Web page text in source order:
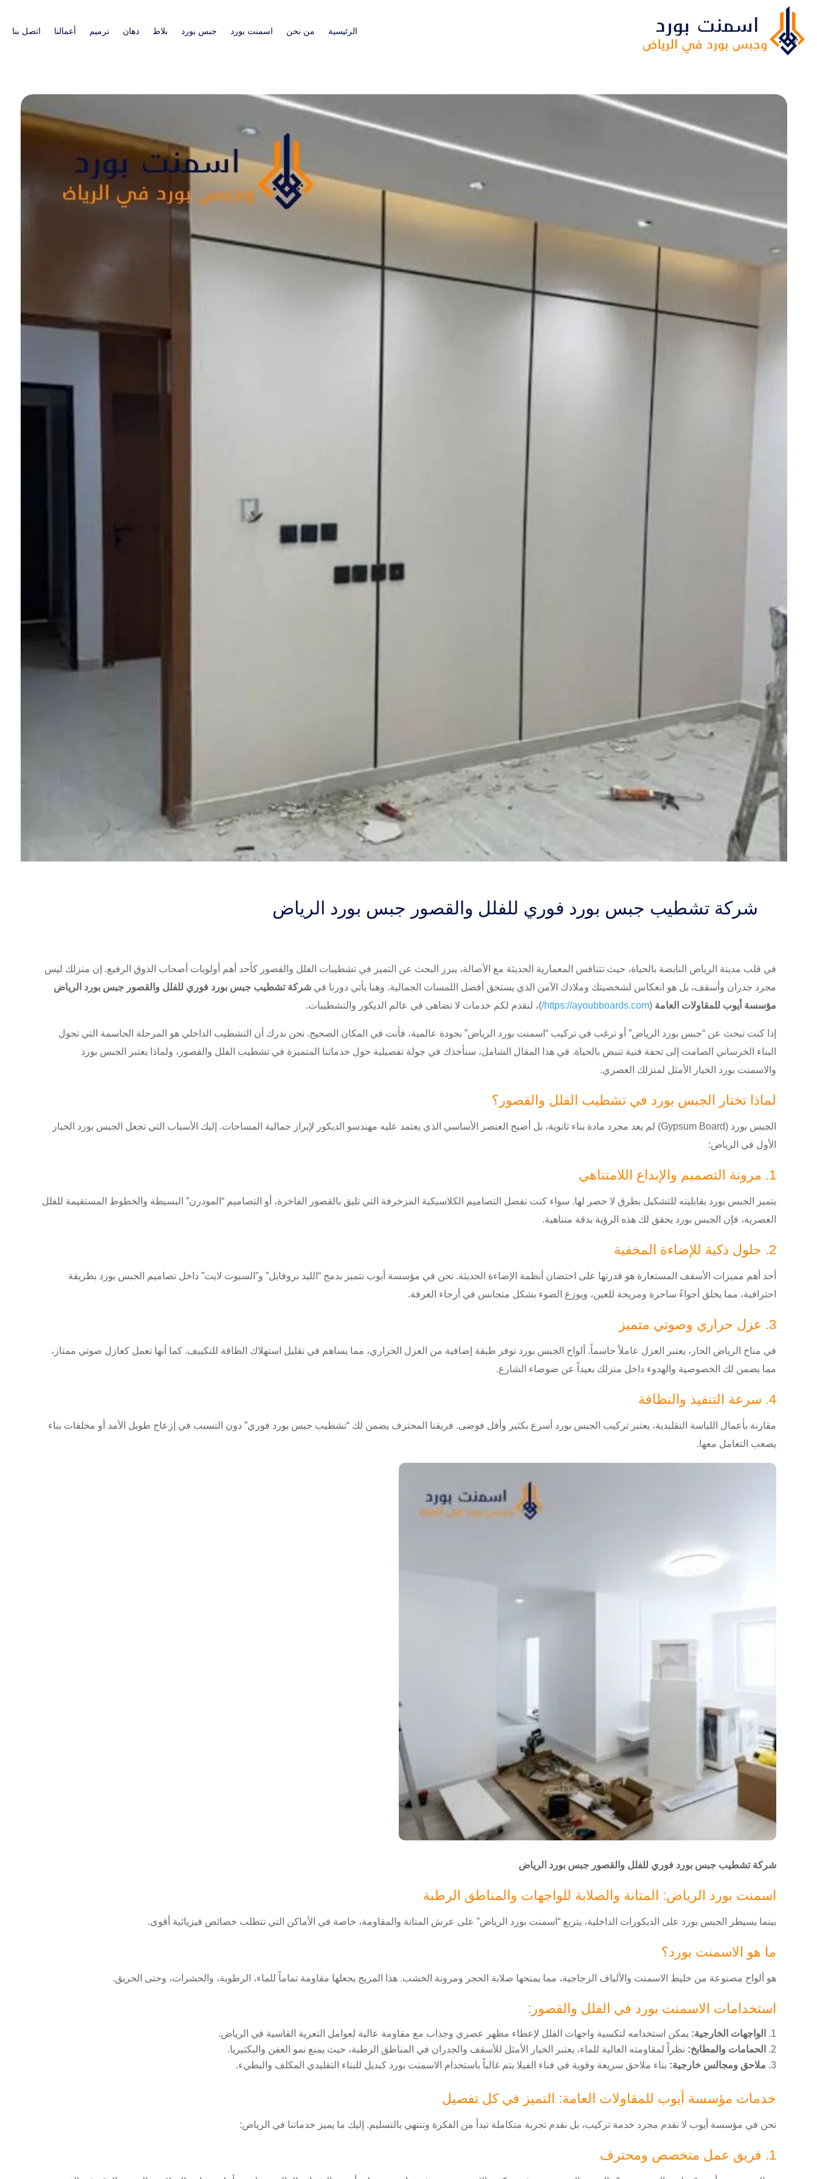
الرئيسية من نحن اسمنت بورد جبس بورد بلاط دهان ترميم أعمالنا اتصل بنا
شركة تشطيب جبس بورد فوري للفلل والقصور جبس بورد الرياض
في قلب مدينة الرياض النابضة بالحياة، حيث تتنافس المعمارية الحديثة مع الأصالة، يبرز البحث عن التميز في تشطيبات الفلل والقصور كأحد أهم أولويات أصحاب الذوق الرفيع. إن منزلك ليس
مجرد جدران وأسقف، بل هو انعكاس لشخصيتك وملاذك الآمن الذي يستحق أفضل اللمسات الجمالية. وهنا يأتي دورنا في شركة تشطيب جبس بورد فوري للفلل والقصور جبس بورد الرياض
مؤسسة أيوب للمقاولات العامة (
https://ayoubboards.com/ )، لنقدم لكم خدمات لا تضاهى في عالم الديكور والتشطيبات.
إذا كنت تبحث عن “جبس بورد الرياض” أو ترغب في تركيب “اسمنت بورد الرياض” بجودة عالمية، فأنت في المكان الصحيح. نحن ندرك أن التشطيب الداخلي هو المرحلة الحاسمة التي تحول
البناء الخرساني الصامت إلى تحفة فنية تنبض بالحياة. في هذا المقال الشامل، سنأخذك في جولة تفصيلية حول خدماتنا المتميزة في تشطيب الفلل والقصور، ولماذا يعتبر الجبس بورد
والاسمنت بورد الخيار الأمثل لمنزلك العصري.
لماذا تختار الجبس بورد في تشطيب الفلل والقصور؟
الجبس بورد (Gypsum Board) لم يعد مجرد مادة بناء ثانوية، بل أصبح العنصر الأساسي الذي يعتمد عليه مهندسو الديكور لإبراز جمالية المساحات. إليك الأسباب التي تجعل الجبس بورد الخيار
الأول في الرياض:
1. مرونة التصميم والإبداع اللامتناهي
يتميز الجبس بورد بقابليته للتشكيل بطرق لا حصر لها. سواء كنت تفضل التصاميم الكلاسيكية المزخرفة التي تليق بالقصور الفاخرة، أو التصاميم “المودرن” البسيطة والخطوط المستقيمة للفلل
العصرية، فإن الجبس بورد يحقق لك هذه الرؤية بدقة متناهية.
2. حلول ذكية للإضاءة المخفية
أحد أهم مميزات الأسقف المستعارة هو قدرتها على احتضان أنظمة الإضاءة الحديثة. نحن في مؤسسة أيوب نتميز بدمج “الليد بروفايل” و”السبوت لايت” داخل تصاميم الجبس بورد بطريقة
احترافية، مما يخلق أجواءً ساحرة ومريحة للعين، ويوزع الضوء بشكل متجانس في أرجاء الغرفة.
3. عزل حراري وصوتي متميز
في مناخ الرياض الحار، يعتبر العزل عاملاً حاسماً. ألواح الجبس بورد توفر طبقة إضافية من العزل الحراري، مما يساهم في تقليل استهلاك الطاقة للتكييف. كما أنها تعمل كعازل صوتي ممتاز،
مما يضمن لك الخصوصية والهدوء داخل منزلك بعيداً عن ضوضاء الشارع.
4. سرعة التنفيذ والنظافة
مقارنة بأعمال اللياسة التقليدية، يعتبر تركيب الجبس بورد أسرع بكثير وأقل فوضى. فريقنا المحترف يضمن لك “تشطيب جبس بورد فوري” دون التسبب في إزعاج طويل الأمد أو مخلفات بناء
يصعب التعامل معها.
شركة تشطيب جبس بورد فوري للفلل والقصور جبس بورد الرياض
اسمنت بورد الرياض: المتانة والصلابة للواجهات والمناطق الرطبة
بينما يسيطر الجبس بورد على الديكورات الداخلية، يتربع “اسمنت بورد الرياض” على عرش المتانة والمقاومة، خاصة في الأماكن التي تتطلب خصائص فيزيائية أقوى.
ما هو الاسمنت بورد؟
هو ألواح مصنوعة من خليط الاسمنت والألياف الزجاجية، مما يمنحها صلابة الحجر ومرونة الخشب. هذا المزيج يجعلها مقاومة تماماً للماء، الرطوبة، والحشرات، وحتى الحريق.
استخدامات الاسمنت بورد في الفلل والقصور:
الواجهات الخارجية: يمكن استخدامه لتكسية واجهات الفلل لإعطاء مظهر عصري وجذاب مع مقاومة عالية لعوامل التعرية القاسية في الرياض.
الحمامات والمطابخ: نظراً لمقاومته العالية للماء، يعتبر الخيار الأمثل للأسقف والجدران في المناطق الرطبة، حيث يمنع نمو العفن والبكتيريا.
ملاحق ومجالس خارجية: بناء ملاحق سريعة وقوية في فناء الفيلا يتم غالباً باستخدام الاسمنت بورد كبديل للبناء التقليدي المكلف والبطيء.
خدمات مؤسسة أيوب للمقاولات العامة: التميز في كل تفصيل
نحن في مؤسسة أيوب لا نقدم مجرد خدمة تركيب، بل نقدم تجربة متكاملة تبدأ من الفكرة وتنتهي بالتسليم. إليك ما يميز خدماتنا في الرياض:
1. فريق عمل متخصص ومحترف